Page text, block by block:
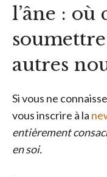
l’âne : où
autres
Si vous ne
vous inscrire à la
entièrement
en soi.